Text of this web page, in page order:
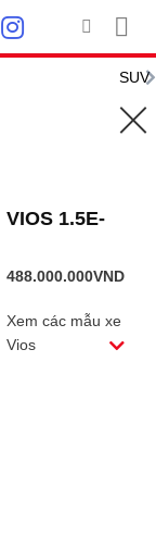
SUV
VIOS 1.5E-
488.000.000VND
Xem các mẫu xe
Vios